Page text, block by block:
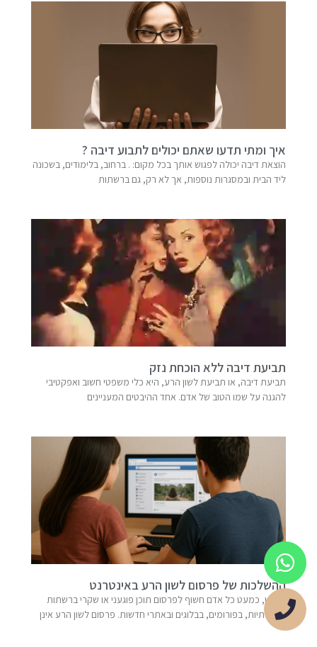
איך ומתי תדעו שאתם יכולים לתבוע דיבה ?
הוצאת דיבה יכולה לפגוש אותך בכל מקום: . ברחוב, בלימודים, בשכונה
ליד הבית ובמסגרות נוספות, אך לא רק, גם ברשתות
תביעת דיבה ללא הוכחת נזק
תביעת דיבה, או תביעת לשון הרע, היא כלי משפטי חשוב ואפקטיבי
להגנה על שמו הטוב של אדם. אחד ההיבטים המעניינים
ההשלכות של פרסום לשון הרע באינטרנט
בימינו, כמעט כל אדם חשוף לפרסום תוכן פוגעני או שקרי ברשתות
החברתיות, בפורומים, בבלוגים ובאתרי חדשות. פרסום לשון הרע אינן